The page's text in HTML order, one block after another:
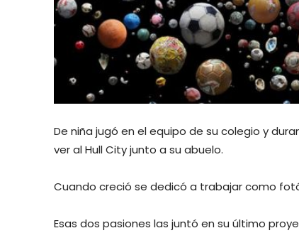
De niña jugó en el equipo de su colegio y
ver al Hull City junto a su abuelo.
Cuando creció se dedicó a trabajar como
Esas dos pasiones las juntó en su último